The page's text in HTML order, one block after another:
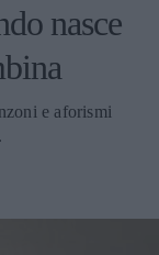
nasce
e aforismi